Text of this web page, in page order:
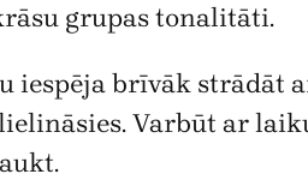
grupas tonalitāti.
iespēja brīvāk strādāt
Varbūt ar